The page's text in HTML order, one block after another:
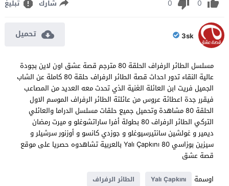
0
0 شارك تبليغ
3sk تحميل
مسلسل الطائر الرفراف الحلقة 80 مترجم قصة عشق اون لاين بجودة
عالية النقاء تدور احداث قصة الطائر الرفراف حلقة 80 كاملة عن الشاب
الجميل فريت ابن العائلة الغنية الذي تحدث معه العديد من المصاعب
فيقرر جدة اعطائة عروس من عائلتة الطائر الرفراف الموسم الاول
الحلقة 80 مشاهدة وتحميل جميع حلقات مسلسل الدراما والعائلي
التركي الطائر الرفراف 80 بطولة أفرا ساراتشوغلو و ميرت رمضان
ديمير و غولشين سانتيرسيوغلو و جوزدي كانسو و أوزنور سرشيلر و
سيزين بوزاسي Yalı Çapkını 80 بالعربية تشاهدوه حصريا على موقع
قصة عشق
اوسمة
Yalı Çapkını
الطائر الرفراف